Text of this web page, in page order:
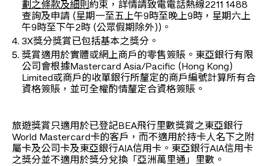
劃之條款及細則約束，詳情請致電電話熱線2211 1488
查詢及申請 (星期一至五上午9時至晚上9時，星期六上
午9時至下午2時 (公眾假期除外))。
3X獎分獎賞已包括基本之獎分。
獎賞適用於實體或網上商戶的零售簽賬。東亞銀行有限
公司會根據Mastercard Asia/Pacific (Hong Kong)
Limited或商戶的收單銀行所釐定的商戶編號計算所有合
資格簽賬，並可全權酌情釐定合資格簽賬。
旅遊獎賞只適用於已登記BEA飛行里數獎賞之東亞銀行
World Mastercard卡的客戶，而不適用於持卡人名下之附
屬卡及公司卡及東亞銀行AIA信用卡。東亞銀行AIA信用卡
之獎分並不適用於獎分兌換「亞洲萬里通」里數。